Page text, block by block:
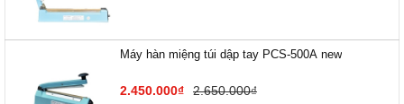
Máy hàn miệng túi dập tay PCS-500A new
2.450.000₫ 2.650.000₫